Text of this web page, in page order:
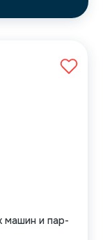
машин и пар-